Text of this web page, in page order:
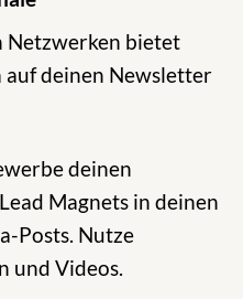
Netzwerken bietet
auf deinen Newsletter
deinen
Magnets in deinen
Posts. Nutze
und Videos.